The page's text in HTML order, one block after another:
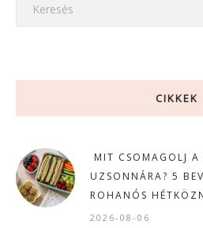
CIKKEK
MIT CSOMAGOLJ A
UZSONNÁRA? 5
ROHANÓS
2026-08-06